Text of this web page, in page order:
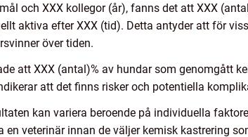
och XXX kollegor (år), fanns det att XXX
aktiva efter XXX (tid). Detta antyder att för
över tiden.
att XXX (antal)% av hundar som genomgått
att det finns risker och potentiella
kan variera beroende på individuella
en veterinär innan de väljer kemisk kastrering